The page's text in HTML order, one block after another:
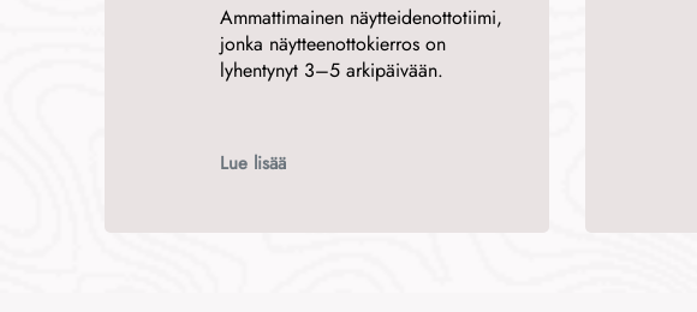
Ammattimainen näytteidenottotiimi,
jonka näytteenottokierros on
lyhentynyt 3–5 arkipäivään.
Lue lisää